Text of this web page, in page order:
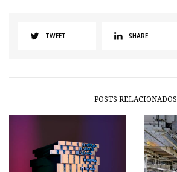
TWEET SHARE
POSTS RELACIONADOS